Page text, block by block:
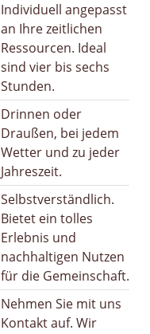
Individuell angepasst
an Ihre zeitlichen
Ressourcen. Ideal
sind vier bis sechs
Stunden.
Drinnen oder
Draußen, bei jedem
Wetter und zu jeder
Jahreszeit.
Selbstverständlich.
Bietet ein tolles
Erlebnis und
nachhaltigen Nutzen
für die Gemeinschaft.
Nehmen Sie mit uns
Kontakt auf. Wir